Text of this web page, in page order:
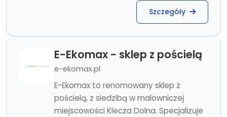
Szczegóły
E-Ekomax - sklep z pościelą
e-ekomax.pl
E-Ekomax to renomowany sklep z
pościelą, z siedzibą w malowniczej
miejscowości Klecza Dolna. Specjalizuje